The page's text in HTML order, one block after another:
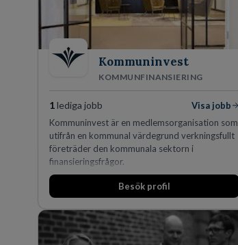
vi idag drygt 240 medarbetare.
Kommuninvest
KOMMUNFINANSIERING
1lediga jobb
Visa jobb
Kommuninvest är en medlemsorganisation som
utifrån en kommunal värdegrund verkningsfullt
företräder den kommunala sektorn i
finansieringsfrågor.
Besök profil